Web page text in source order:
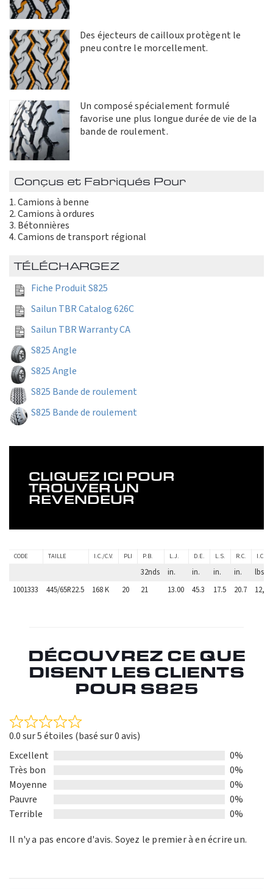
Des éjecteurs de cailloux protègent le
pneu contre le morcellement.
Un composé spécialement formulé
favorise une plus longue durée de vie de la
bande de roulement.
Conçus et Fabriqués Pour
Camions à benne
Camions à ordures
Bétonnières
Camions de transport régional
TÉLÉCHARGEZ
Fiche Produit S825
Sailun TBR Catalog 626C
Sailun TBR Warranty CA
S825 Angle
S825 Angle
S825 Bande de roulement
S825 Bande de roulement
CLIQUEZ ICI POUR
TROUVER UN
REVENDEUR
CODE TAILLE I.C./C.V. PLI P.B. L.J. D.E. L.S. R.C. I.C.X1
32nds in. in. in. in.
lbs.
1001333
445/65R22.5 168 K 20 21 13.00 45.3 17.5 20.7
DÉCOUVREZ CE QUE
DISENT LES CLIENTS
POUR S825
Rated
0.0
out
of
5
0.0 sur 5 étoiles (basé sur 0 avis)
Excellent
0%
Très bon
0%
Moyenne
0%
Pauvre
0%
Terrible
0%
Il n'y a pas encore d'avis. Soyez le premier à en écrire un.